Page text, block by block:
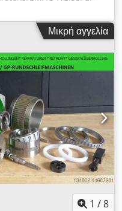
idle strokes Digital
workpiece spindle, X-
band filter system
GP-cylindrical
Schaudt/
Fortuna
την αντικεντρητήρα,
κοχλίες με σφαίρες,
λείανσης, κινητήρες
ελαστικά καλύμματα,
μετακίνησης -
αντιστροφής άξονα Z με
έτος κατασκευής
K19-K21-K22-K23-
K37-K50-K51-K52-K53-
μηχανές – όλες οι
EMAG-WEISS/
Studer/ Kellenberger/
Dkedpfx Acjup
Μικρή αγγελία
1 /8